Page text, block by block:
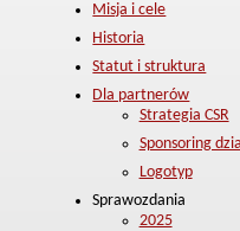
Misja i cele
Historia
Statut i struktura
Dla partnerów
Strategia CSR
Sponsoring
Logotyp
Sprawozdania
2025